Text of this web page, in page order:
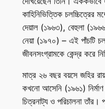
কাহিনিভিত্তিক চলচ্চিত্রের
দেয়াল (১৯৬৩), বেহুলা
নেয়া (১৯৭০) – এই পাঁচটি
জীবনসংগ্রামকে কেন্দ্র করে
মাত্র ২৬ বছর বয়সে জহির
কখনো আসেনি (১৯৬১)
চিত্রনাট্য ও পরিচালনা তাঁর।